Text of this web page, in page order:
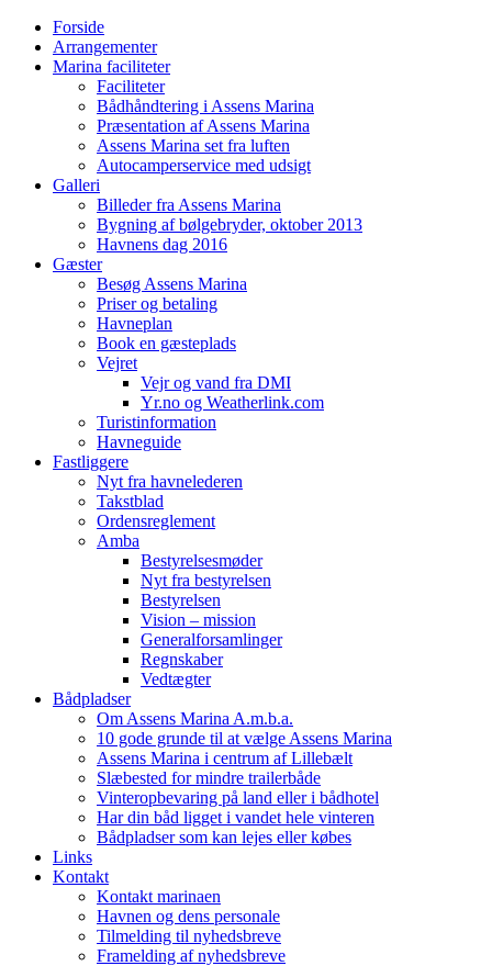
Forside
Arrangementer
Marina faciliteter
Faciliteter
Bådhåndtering i Assens Marina
Præsentation af Assens Marina
Assens Marina set fra luften
Autocamperservice med udsigt
Galleri
Billeder fra Assens Marina
Bygning af bølgebryder, oktober 2013
Havnens dag 2016
Gæster
Besøg Assens Marina
Priser og betaling
Havneplan
Book en gæsteplads
Vejret
Vejr og vand fra DMI
Yr.no og Weatherlink.com
Turistinformation
Havneguide
Fastliggere
Nyt fra havnelederen
Takstblad
Ordensreglement
Amba
Bestyrelsesmøder
Nyt fra bestyrelsen
Bestyrelsen
Vision – mission
Generalforsamlinger
Regnskaber
Vedtægter
Bådpladser
Om Assens Marina A.m.b.a.
10 gode grunde til at vælge Assens Marina
Assens Marina i centrum af Lillebælt
Slæbested for mindre trailerbåde
Vinteropbevaring på land eller i bådhotel
Har din båd ligget i vandet hele vinteren
Bådpladser som kan lejes eller købes
Links
Kontakt
Kontakt marinaen
Havnen og dens personale
Tilmelding til nyhedsbreve
Framelding af nyhedsbreve